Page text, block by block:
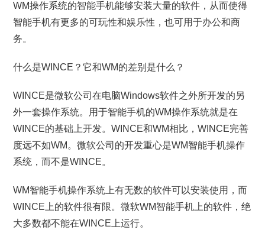
WM操作系统的智能手机能够安装大量的软件，从而使得
智能手机有更多的可玩性和娱乐性，也可用于办公和商
务。
什么是WINCE？它和WM的差别是什么？
WINCE是微软公司在电脑Windows软件之外所开发的另
外一套操作系统。用于智能手机的WM操作系统就是在
WINCE的基础上开发。WINCE和WM相比，WINCE完善
度远不如WM。微软公司的开发重心是WM智能手机操作
系统，而不是WINCE。
WM智能手机操作系统上有无数的软件可以安装使用，而
WINCE上的软件很有限。微软WM智能手机上的软件，绝
大多数都不能在WINCE上运行。